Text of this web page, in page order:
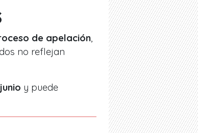
de apelación
no reflejan
y puede